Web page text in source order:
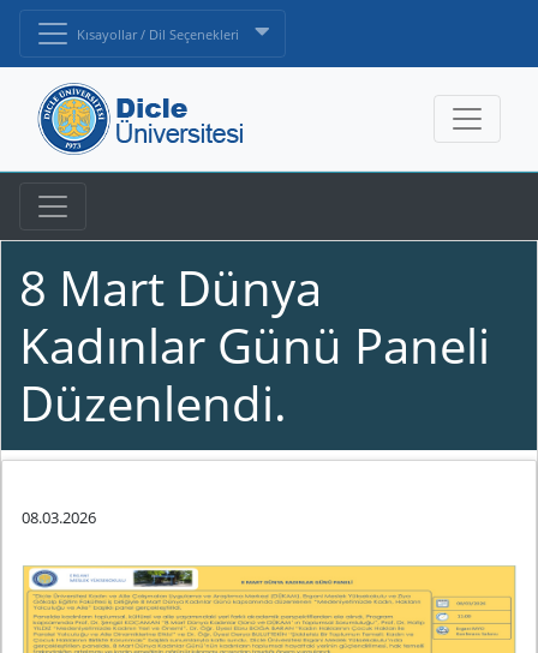
Kısayollar / Dil Seçenekleri
8 Mart Dünya
Kadınlar Günü Paneli
Düzenlendi.
08.03.2026